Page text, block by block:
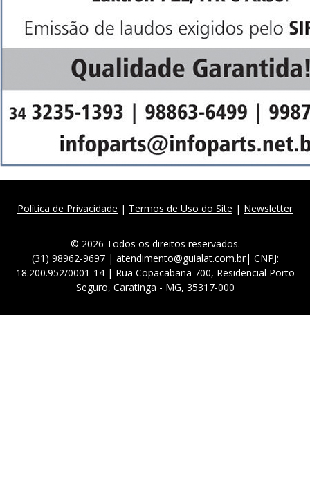
Política de Privacidade | Termos de Uso do Site | Newsletter
© 2026 Todos os direitos reservados.
(31) 98962-9697 | atendimento@guialat.com.br| CNPJ:
18.200.952/0001-14 | Rua Copacabana 700, Residencial Porto
Seguro, Caratinga - MG, 35317-000